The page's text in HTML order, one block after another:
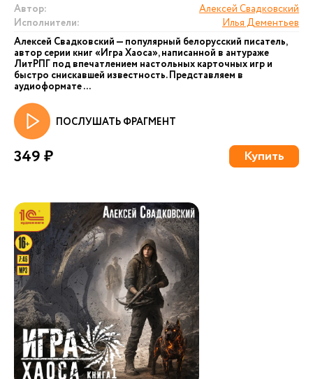
Автор:
Алексей Свадковский
Исполнители:
Илья Дементьев
Алексей Свадковский — популярный белорусский писатель,
автор серии книг «Игра Хаоса», написанной в антураже
ЛитРПГ под впечатлением настольных карточных игр и
быстро снискавшей известность. Представляем в
аудиоформате ...
ПОСЛУШАТЬ ФРАГМЕНТ
349 ₽ Купить